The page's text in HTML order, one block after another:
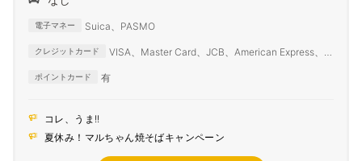
電子マネー Suica、PASMO
クレジットカード
VISA、Master Card、JCB、American Express、
ポイントカード 有
コレ、うま!!
夏休み！マルちゃん焼そばキャンペーン